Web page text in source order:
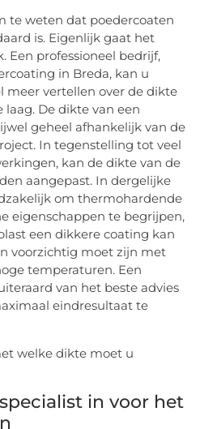
te weten dat poedercoaten
is. Eigenlijk gaat het
Een professioneel bedrijf,
in Breda, kan u
meer vertellen over de dikte
De dikte van een
geheel afhankelijk van de
In tegenstelling tot veel
kan de dikte van de
aangepast. In dergelijke
om thermohardende
eigenschappen te begrijpen,
een dikkere coating kan
voorzichtig moet zijn met
temperaturen. Een
van het beste advies
eindresultaat te
in voor het